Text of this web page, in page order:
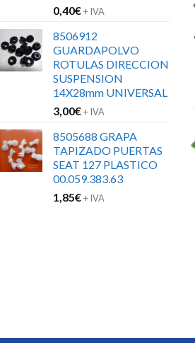
0,40€+ IVA
8506912
GUARDAPOLVO
ROTULAS DIRECCION
SUSPENSION
14X28mm UNIVERSAL
3,00€+ IVA
8505688 GRAPA
TAPIZADO PUERTAS
SEAT 127 PLASTICO
00.059.383.63
1,85€+ IVA